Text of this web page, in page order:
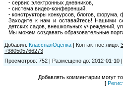
- сервис электронных дневников,
- система видео-конференций,
- конструкторы конкурсов, блогов, форума,
Заходите к нам и оставайтесь! Нашими
детских садов, внешкольных учреждений,
Мы можем создавать образовательные
Добавил: КласснаяОценка | Контактное лицо:
+380505766273
Просмотров: 752 | Размещено до: 2012-01-10 |
Добавлять комментарии могут
[